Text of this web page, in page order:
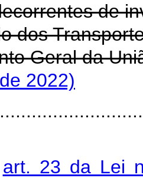
de
dos
Geral da
2022)
art. 23 da Lei